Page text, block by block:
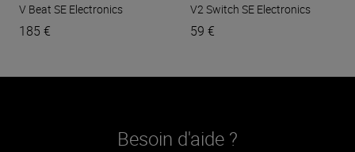
V Beat SE Electronics
185 €
V2 Switch SE Electronics
59 €
Besoin d'aide ?